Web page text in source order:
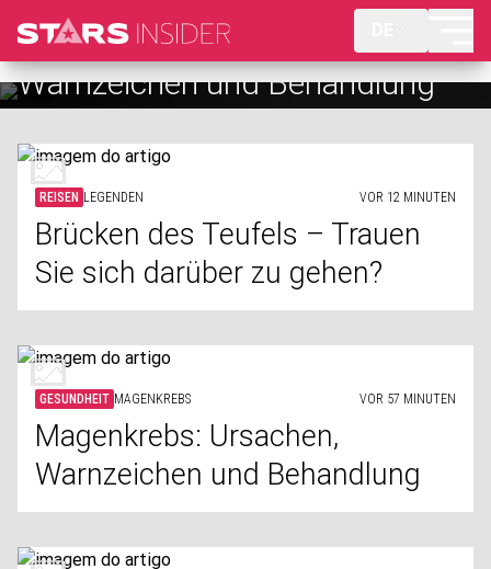
Magenkrebs: Ursachen,
Warnzeichen und Behandlung
REISEN LEGENDEN VOR 12 MINUTEN
Brücken des Teufels – Trauen
Sie sich darüber zu gehen?
GESUNDHEIT MAGENKREBS VOR 57 MINUTEN
Magenkrebs: Ursachen,
Warnzeichen und Behandlung